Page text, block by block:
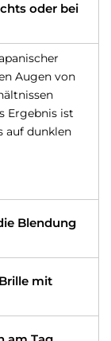
oder bei
Augen von
Ergebnis ist
auf dunklen
Blendung
mit